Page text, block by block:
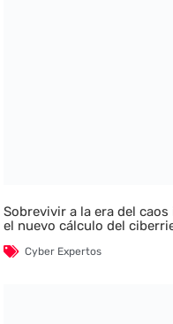
Sobrevivir a la era del
el nuevo cálculo del
Cyber Expertos